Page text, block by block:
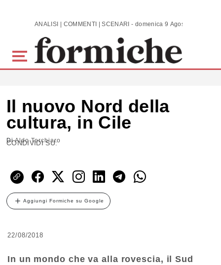
Skip to main content ANALISI | COMMENTI | SCENARI - domenica 9 Agosto 2026
Il nuovo Nord della
cultura, in Cile
DiAldo Torchiaro
CONDIVIDI SU:
Aggiungi Formiche su Google
22/08/2018
In un mondo che va alla rovescia, il Sud